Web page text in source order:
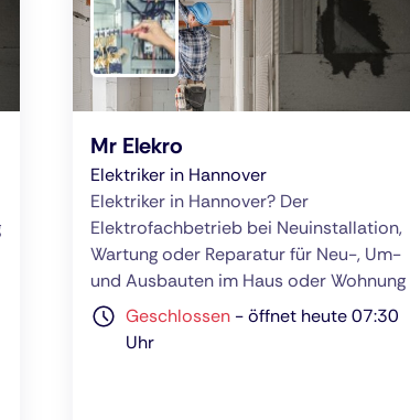
Mr Elekro
Elektriker in Hannover
Elektriker in Hannover? Der
Elektrofachbetrieb bei Neuinstallation,
Wartung oder Reparatur für Neu-, Um-
und Ausbauten im Haus oder Wohnung
Geschlossen -öffnet heute 07:30
Uhr